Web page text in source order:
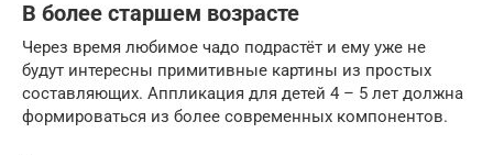
В более старшем возрасте
Через время любимое чадо подрастёт и ему уже не
будут интересны примитивные картины из простых
составляющих. Аппликация для детей 4 – 5 лет должна
формироваться из более современных компонентов.